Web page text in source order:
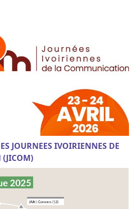
JOURNEES IVOIRIENNES DE